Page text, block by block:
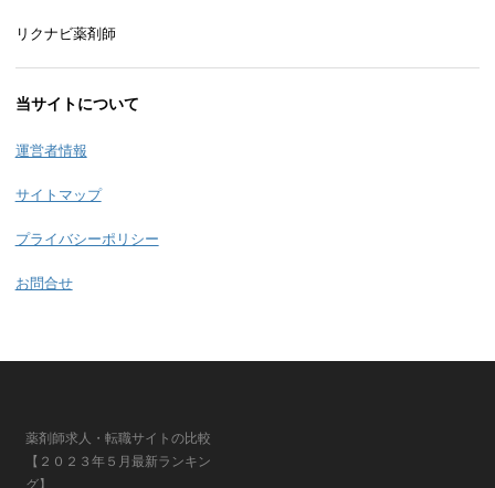
リクナビ薬剤師
当サイトについて
運営者情報
サイトマップ
プライバシーポリシー
お問合せ
薬剤師求人・転職サイトの比較
【２０２３年５月最新ランキン
グ】